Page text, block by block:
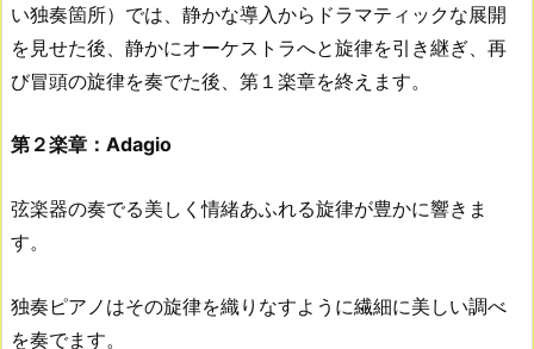
い独奏箇所）では、静かな導入からドラマティックな展開
を見せた後、静かにオーケストラへと旋律を引き継ぎ、再
び冒頭の旋律を奏でた後、第１楽章を終えます。
第２楽章：Adagio
弦楽器の奏でる美しく情緒あふれる旋律が豊かに響きま
す。
独奏ピアノはその旋律を織りなすように繊細に美しい調べ
を奏でます。